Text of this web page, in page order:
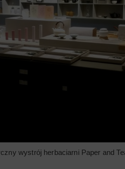
wystrój herbaciarni Paper and